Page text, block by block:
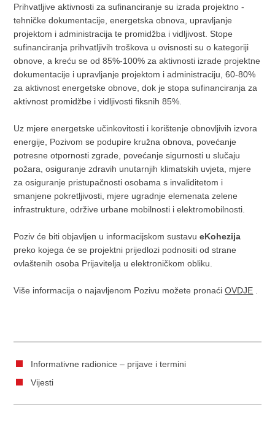
Prihvatljive aktivnosti za sufinanciranje su izrada projektno -
tehničke dokumentacije, energetska obnova, upravljanje
projektom i administracija te promidžba i vidljivost. Stope
sufinanciranja prihvatljivih troškova u ovisnosti su o kategoriji
obnove, a kreću se od 85%-100% za aktivnosti izrade projektne
dokumentacije i upravljanje projektom i administraciju, 60-80%
za aktivnost energetske obnove, dok je stopa sufinanciranja za
aktivnost promidžbe i vidljivosti fiksnih 85%.
Uz mjere energetske učinkovitosti i korištenje obnovljivih izvora
energije, Pozivom se podupire kružna obnova, povećanje
potresne otpornosti zgrade, povećanje sigurnosti u slučaju
požara, osiguranje zdravih unutarnjih klimatskih uvjeta, mjere
za osiguranje pristupačnosti osobama s invaliditetom i
smanjene pokretljivosti, mjere ugradnje elemenata zelene
infrastrukture, održive urbane mobilnosti i elektromobilnosti.
Poziv će biti objavljen u informacijskom sustavueKohezija
preko kojega će se projektni prijedlozi podnositi od strane
ovlaštenih osoba Prijavitelja u elektroničkom obliku.
Više informacija o najavljenom Pozivu možete pronaćiOVDJE
Informativne radionice – prijave i termini
Vijesti